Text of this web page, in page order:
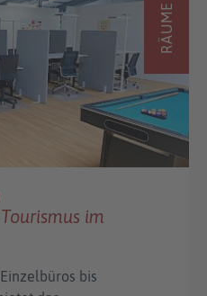
RÄUME
im
bis